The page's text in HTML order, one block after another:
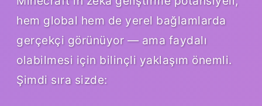
hem global hem de yerel bağlamlarda
gerçekçi görünüyor — ama faydalı
olabilmesi için bilinçli yaklaşım önemli.
Şimdi sıra sizde: